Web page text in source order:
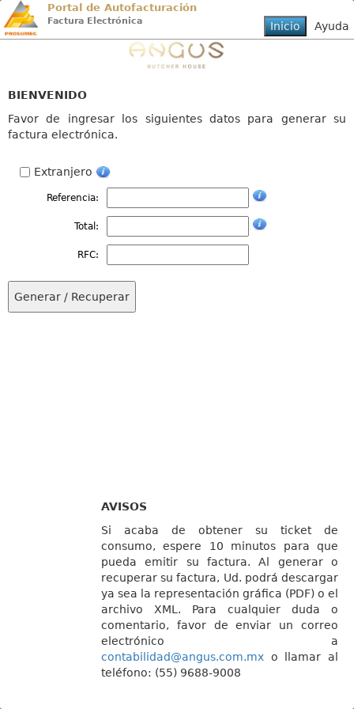
Portal de Autofacturación
Factura Electrónica
BIENVENIDO
Favor de ingresar los siguientes datos para generar su
factura electrónica.
Extranjero
Referencia:
Total:
RFC:
AVISOS
Si acaba de obtener su ticket de
consumo, espere 10 minutos para que
pueda emitir su factura. Al generar o
recuperar su factura, Ud. podrá descargar
ya sea la representación gráfica (PDF) o el
archivo XML. Para cualquier duda o
comentario, favor de enviar un correo
electrónico a
contabilidad@angus.com.mx o llamar al
teléfono: (55) 9688-9008